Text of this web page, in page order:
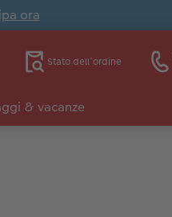
ora
Stato dell’ordine
& vacanze